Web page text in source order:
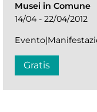
Musei in Comune
14/04 - 22/04/2012
Gratis